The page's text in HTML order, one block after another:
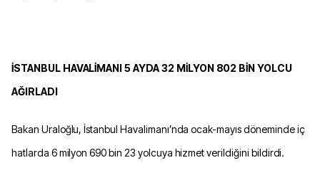
İSTANBUL HAVALİMANI 5 AYDA 32 MİLYON 802 BİN YOLCU
AĞIRLADI
Bakan Uraloğlu, İstanbul Havalimanı’nda ocak-mayıs döneminde iç
hatlarda 6 milyon 690 bin 23 yolcuya hizmet verildiğini bildirdi.